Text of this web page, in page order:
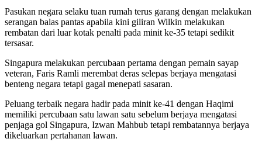
Pasukan negara selaku tuan rumah terus garang dengan melakukan
serangan balas pantas apabila kini giliran Wilkin melakukan
rembatan dari luar kotak penalti pada minit ke-35 tetapi sedikit
tersasar.
Singapura melakukan percubaan pertama dengan pemain sayap
veteran, Faris Ramli merembat deras selepas berjaya mengatasi
benteng negara tetapi gagal menepati sasaran.
Peluang terbaik negara hadir pada minit ke-41 dengan Haqimi
memiliki percubaan satu lawan satu sebelum berjaya mengatasi
penjaga gol Singapura, Izwan Mahbub tetapi rembatannya berjaya
dikeluarkan pertahanan lawan.